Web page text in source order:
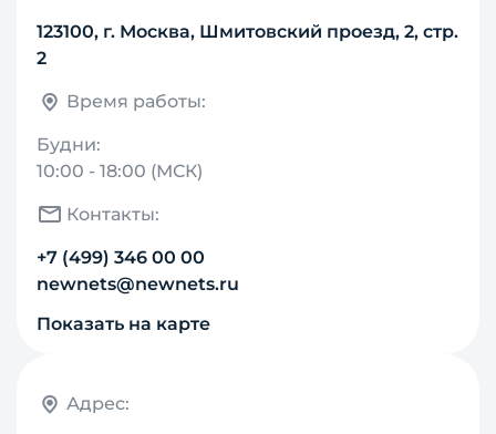
123100, г. Москва, Шмитовский проезд, 2, стр.
2
Время работы:
Будни:
10:00 - 18:00 (МСК)
Контакты:
+7 (499) 346 00 00
newnets@newnets.ru
Показать на карте
Адрес: